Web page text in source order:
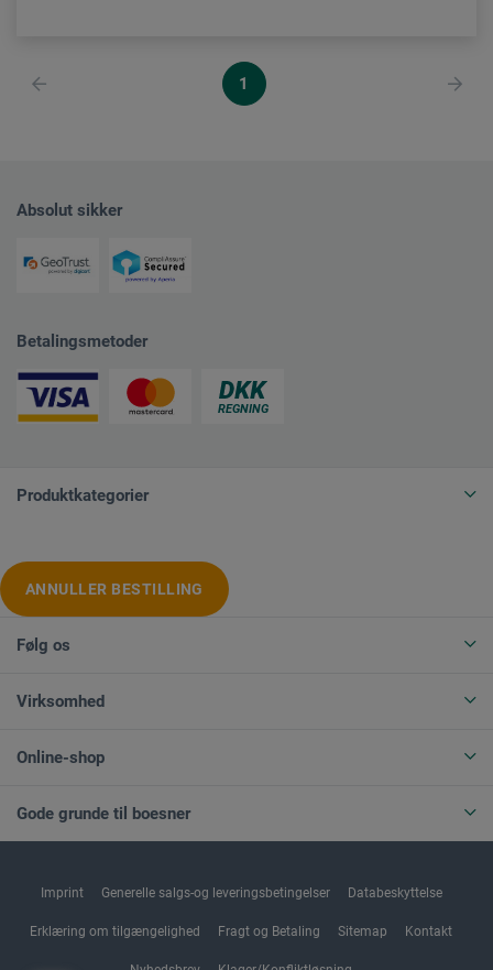
1
Absolut sikker
Betalingsmetoder
Produktkategorier
ANNULLER BESTILLING
Følg os
Virksomhed
Online-shop
Gode grunde til boesner
Imprint Generelle salgs-og leveringsbetingelser Databeskyttelse
Erklæring om tilgængelighed Fragt og Betaling Sitemap Kontakt